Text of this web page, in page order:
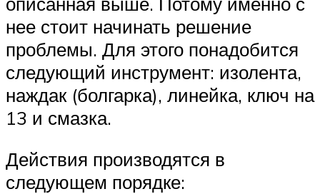
нее стоит начинать решение
проблемы. Для этого понадобится
следующий инструмент: изолента,
наждак (болгарка), линейка, ключ на
13 и смазка.
Действия производятся в
следующем порядке: